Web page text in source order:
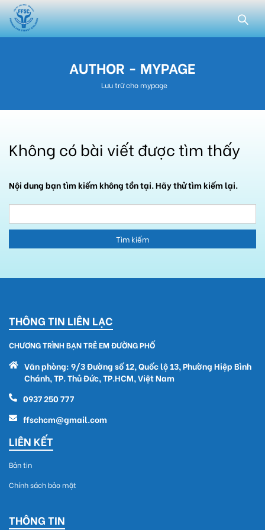
AUTHOR - MYPAGE
Lưu trữ cho mypage
Không có bài viết được tìm thấy
Nội dung bạn tìm kiếm không tồn tại. Hãy thử tìm kiếm lại.
THÔNG TIN LIÊN LẠC
CHƯƠNG TRÌNH BẠN TRẺ EM ĐƯỜNG PHỐ
Văn phòng: 9/3 Đường số 12, Quốc lộ 13, Phường Hiệp Bình
Chánh, TP. Thủ Đức, TP.HCM, Việt Nam
0937 250 777
ffschcm@gmail.com
LIÊN KẾT
Bản tin
Chính sách bảo mật
THÔNG TIN